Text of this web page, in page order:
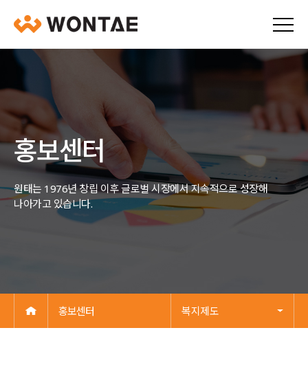
홍보센터
원태는 1976년 창립 이후 글로벌 시장에서 지속적으로 성장해
나아가고 있습니다.
홍보센터 복지제도